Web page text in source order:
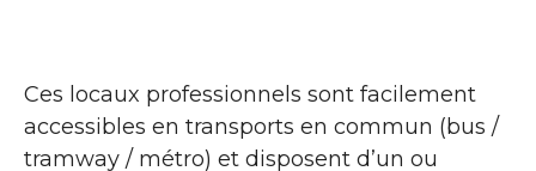
Ces locaux professionnels sont facilement
accessibles en transports en commun (bus /
tramway / métro) et disposent d’un ou